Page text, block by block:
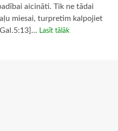
aicināti. Tik ne tādai
miesai, turpretim kalpojiet
Lasīt tālāk